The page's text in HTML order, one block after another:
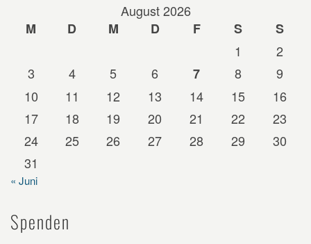
August 2026
M
D M D F S
S
1
2
3
4 5 6 7 8
9
10
11 12 13 14 15
16
17
18 19 20 21 22
23
24
25 26 27 28 29
30
31
« Juni
Spenden